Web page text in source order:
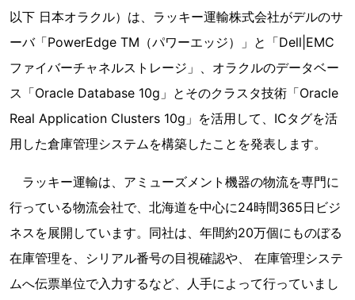
以下 日本オラクル）は、ラッキー運輸株式会社がデルのサ
ーバ「PowerEdge TM（パワーエッジ）」と「Dell|EMC
ファイバーチャネルストレージ」、オラクルのデータベー
ス「Oracle Database 10g」とそのクラスタ技術「Oracle
Real Application Clusters 10g」を活用して、ICタグを活
用した倉庫管理システムを構築したことを発表します。
ラッキー運輸は、アミューズメント機器の物流を専門に
行っている物流会社で、北海道を中心に24時間365日ビジ
ネスを展開しています。同社は、年間約20万個にものぼる
在庫管理を、シリアル番号の目視確認や、 在庫管理システ
ムへ伝票単位で入力するなど、人手によって行っていまし